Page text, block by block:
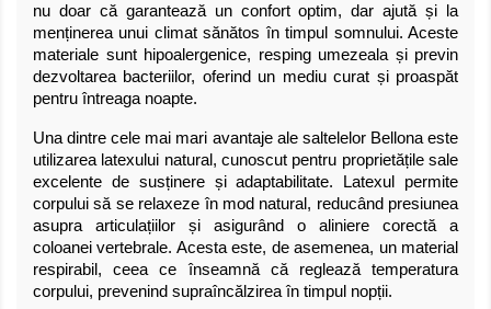
nu doar că garantează un confort optim, dar ajută și la
menținerea unui climat sănătos în timpul somnului. Aceste
materiale sunt hipoalergenice, resping umezeala și previn
dezvoltarea bacteriilor, oferind un mediu curat și proaspăt
pentru întreaga noapte.
Una dintre cele mai mari avantaje ale saltelelor Bellona este
utilizarea latexului natural, cunoscut pentru proprietățile sale
excelente de susținere și adaptabilitate. Latexul permite
corpului să se relaxeze în mod natural, reducând presiunea
asupra articulațiilor și asigurând o aliniere corectă a
coloanei vertebrale. Acesta este, de asemenea, un material
respirabil, ceea ce înseamnă că reglează temperatura
corpului, prevenind supraîncălzirea în timpul nopții.